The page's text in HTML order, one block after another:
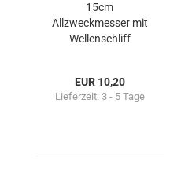
15cm
Allzweckmesser mit
Wellenschliff
EUR 10,20
Lieferzeit: 3 - 5 Tage